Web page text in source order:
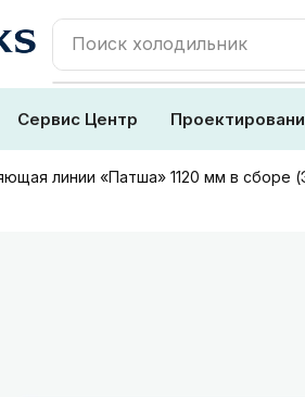
Поиск плита
Сервис Центр
линии «Патша» 1120 мм в